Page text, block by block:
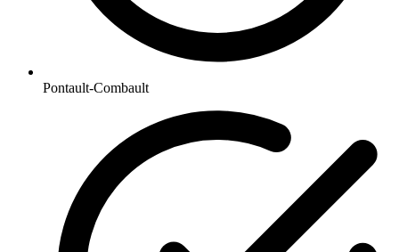
Pontault-Combault